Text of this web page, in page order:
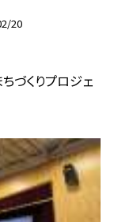
20
づくりプロジェ